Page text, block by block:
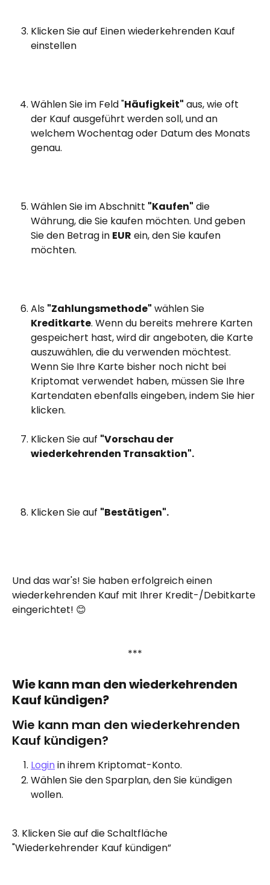
Klicken Sie auf Einen wiederkehrenden Kauf
einstellen
Wählen Sie im Feld "Häufigkeit" aus, wie oft
der Kauf ausgeführt werden soll, und an
welchem Wochentag oder Datum des Monats
genau.
Wählen Sie im Abschnitt "Kaufen" die
Währung, die Sie kaufen möchten. Und geben
Sie den Betrag in EUR ein, den Sie kaufen
möchten.
Als "Zahlungsmethode" wählen Sie
Kreditkarte. Wenn du bereits mehrere Karten
gespeichert hast, wird dir angeboten, die Karte
auszuwählen, die du verwenden möchtest.
Wenn Sie Ihre Karte bisher noch nicht bei
Kriptomat verwendet haben, müssen Sie Ihre
Kartendaten ebenfalls eingeben, indem Sie hier
klicken.
Klicken Sie auf "Vorschau der
wiederkehrenden Transaktion".
Klicken Sie auf "Bestätigen".
Und das war's! Sie haben erfolgreich einen
wiederkehrenden Kauf mit Ihrer Kredit-/Debitkarte
eingerichtet! 😊
***
Wie kann man den wiederkehrenden
Kauf kündigen?
Wie kann man den wiederkehrenden
Kauf kündigen?
Login in ihrem Kriptomat-Konto.
Wählen Sie den Sparplan, den Sie kündigen
wollen.
3. Klicken Sie auf die Schaltfläche
"Wiederkehrender Kauf kündigen”